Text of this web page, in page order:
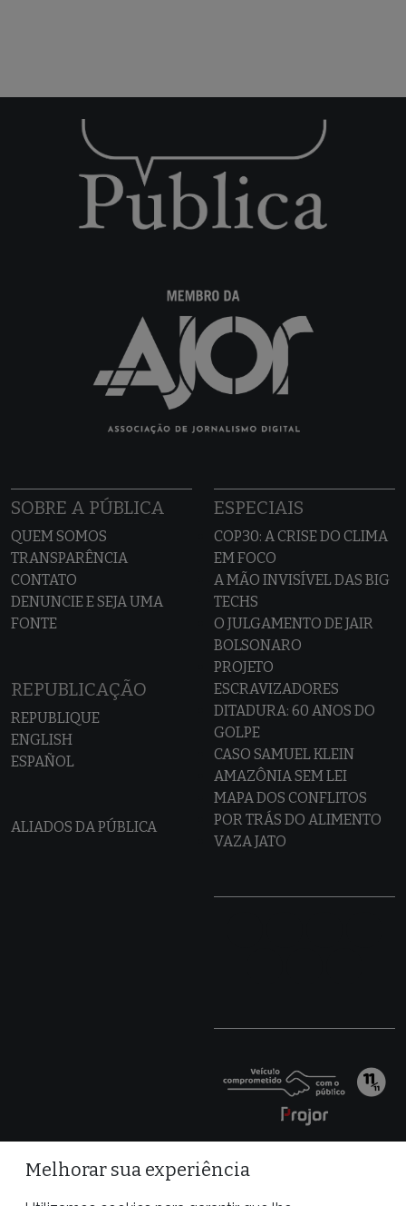
SOBRE A PÚBLICA
QUEM SOMOS
TRANSPARÊNCIA
CONTATO
DENUNCIE E SEJA UMA
FONTE
REPUBLICAÇÃO
REPUBLIQUE
ENGLISH
ESPAÑOL
ALIADOS DA PÚBLICA
ESPECIAIS
COP30: A CRISE DO CLIMA
EM FOCO
A MÃO INVISÍVEL DAS BIG
TECHS
O JULGAMENTO DE JAIR
BOLSONARO
PROJETO
ESCRAVIZADORES
DITADURA: 60 ANOS DO
GOLPE
CASO SAMUEL KLEIN
AMAZÔNIA SEM LEI
MAPA DOS CONFLITOS
POR TRÁS DO ALIMENTO
VAZA JATO
Melhorar sua experiência